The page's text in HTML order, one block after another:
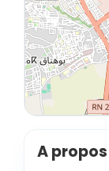
A propos